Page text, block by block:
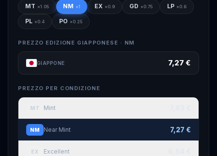
MT ×1.05 NM ×1 EX ×0.9 GD ×0.75 LP ×0.6
PL ×0.4 PO ×0.25
PREZZO EDIZIONE GIAPPONESE · NM
GIAPPONE 7,27 €
PREZZO PER CONDIZIONE
MT Mint
NM Near Mint 7,27 €
EX Excellent